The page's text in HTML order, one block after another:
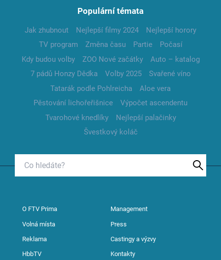
Populární témata
Jak zhubnout Nejlepší filmy 2024
Nejlepší horory
TV program
Změna času Partie
Počasí
Kdy budou volby
ZOO Nové začátky
Auto – katalog
7 pádů Honzy Dědka
Volby 2025
Svařené víno
Tatarák podle Pohlreicha
Aloe vera
Pěstování lichořeřišnice
Výpočet ascendentu
Tvarohové knedlíky
Nejlepší palačinky
Švestkový koláč
O FTV Prima Management
Volná místa Press
Reklama Castingy a výzvy
HbbTV Kontakty